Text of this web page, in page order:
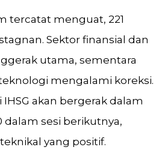
tercatat menguat, 221
Sektor finansial dan
utama, sementara
mengalami koreksi.
akan bergerak dalam
dalam sesi berikutnya,
yang positif.